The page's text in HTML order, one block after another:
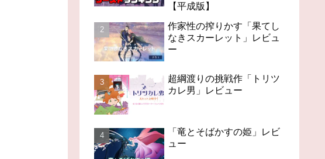
【平成版】
作家性の搾りかす「果てし
なきスカーレット」レビュ
ー
超綱渡りの挑戦作「トリツ
カレ男」レビュー
「竜とそばかすの姫」レビ
ュー